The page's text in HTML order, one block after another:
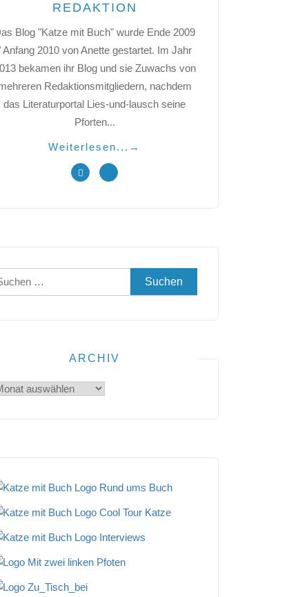
REDAKTION
Blog "Katze mit Buch" wurde Ende 2009
Anfang 2010 von Anette gestartet. Im Jahr
bekamen ihr Blog und sie Zuwachs von
Redaktionsmitgliedern, nachdem
das Literaturportal Lies-und-lausch seine
Pforten...
Weiterlesen... →
ARCHIV